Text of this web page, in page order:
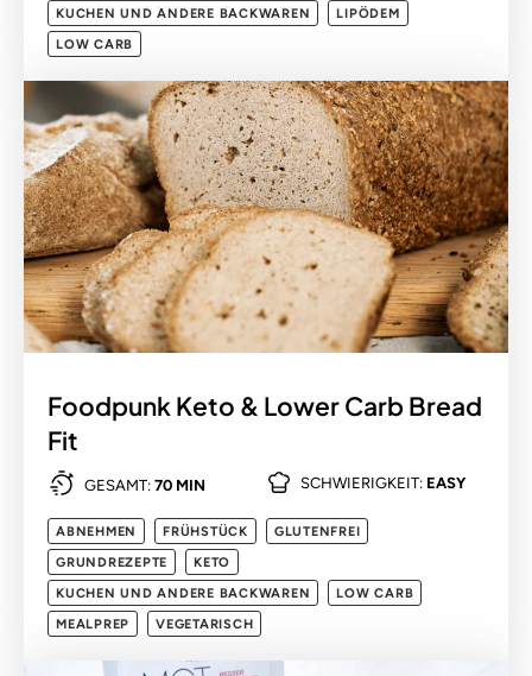
KUCHEN UND ANDERE BACKWAREN
LIPÖDEM
LOW CARB
Foodpunk Keto & Lower Carb Bread
Fit
GESAMT: 70 MIN SCHWIERIGKEIT: EASY
ABNEHMEN FRÜHSTÜCK
GLUTENFREI
GRUNDREZEPTE
KETO
KUCHEN UND ANDERE BACKWAREN
LOW CARB
MEALPREP
VEGETARISCH